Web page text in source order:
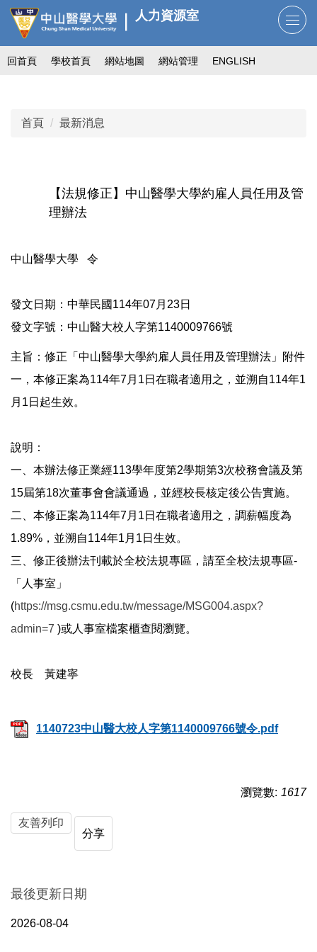
跳
到
主
要
人力資源室
回首頁 學校首頁 網站地圖 網站管理 ENGLISH
首頁 最新消息
【法規修正】中山醫學大學約雇人員任用及管
理辦法
中山醫學大學 令
發文日期：中華民國114年07月23日
發文字號：中山醫大校人字第1140009766號
主旨：修正「中山醫學大學約雇人員任用及管理辦法」附件
一，本修正案為114年7月1日在職者適用之，並溯自114年1
月1日起生效。
說明：
一、本辦法修正業經113學年度第2學期第3次校務會議及第
15屆第18次董事會會議通過，並經校長核定後公告實施。
二、本修正案為114年7月1日在職者適用之，調薪幅度為
1.89%，並溯自114年1月1日生效。
三、修正後辦法刊載於全校法規專區，請至全校法規專區-
「人事室」
(https://msg.csmu.edu.tw/message/MSG004.aspx?
admin=7 )或人事室檔案櫃查閱瀏覽。
校長 黃建寧
1140723中山醫大校人字第1140009766號令.pdf
瀏覽數: 1617
友善列印
分享
最後更新日期
2026-08-04